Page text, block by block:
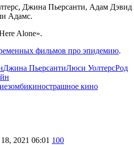
Джина Пьерсанти, Адам Дэвид
Адамс.
Alone».
фильмов про эпидемию.
Джина ПьерсантиЛюси УолтерсРод
зомбикинострашное кино
2021 06:01 100